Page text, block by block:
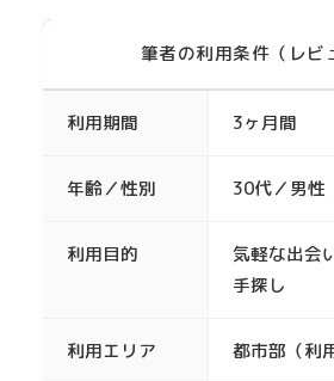
筆者の利用条件（レビ
利用期間 3ヶ月間
年齢／性別 30代／男性
利用目的
気軽な出会
手探し
利用エリア 都市部（利